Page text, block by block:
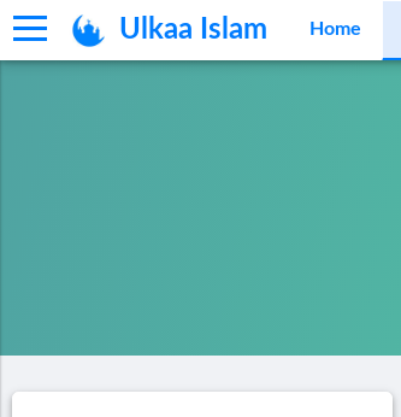
Ulkaa Islam Home